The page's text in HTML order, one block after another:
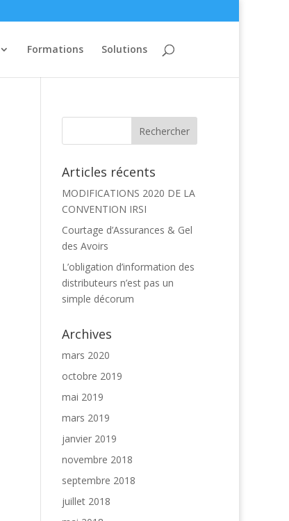
Formations Solutions
Articles récents
MODIFICATIONS 2020 DE LA
CONVENTION IRSI
Courtage d’Assurances & Gel
des Avoirs
L’obligation d’information des
distributeurs n’est pas un
simple décorum
Archives
mars 2020
octobre 2019
mai 2019
mars 2019
janvier 2019
novembre 2018
septembre 2018
juillet 2018